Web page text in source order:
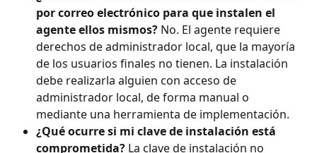
por correo electrónico para que instalen el
agente ellos mismos? No. El agente requiere
derechos de administrador local, que la mayoría
de los usuarios finales no tienen. La instalación
debe realizarla alguien con acceso de
administrador local, de forma manual o
mediante una herramienta de implementación.
¿Qué ocurre si mi clave de instalación está
comprometida? La clave de instalación no